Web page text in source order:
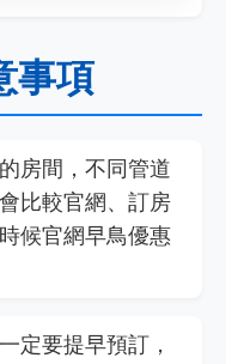
事項
房間，不同管道
比較官網、訂房
候官網早鳥優惠
定要提早預訂，